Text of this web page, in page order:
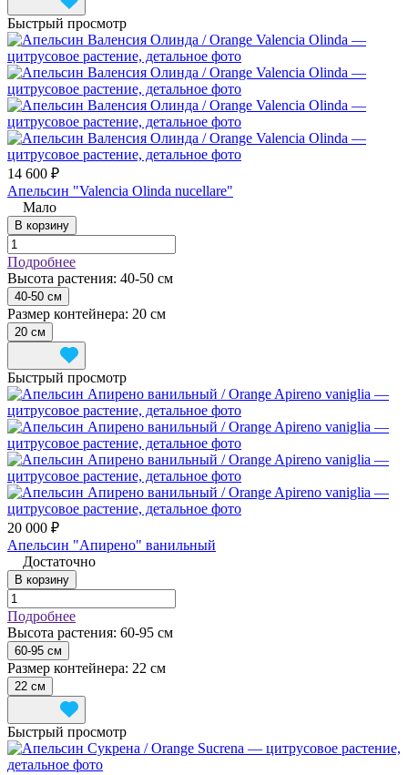
Быстрый просмотр
14 600 ₽
Апельсин "Valencia Olinda nucellare"
Мало
В корзину
Подробнее
Высота растения: 40-50 см
40-50 см
Размер контейнера: 20 см
20 см
Быстрый просмотр
20 000 ₽
Апельсин "Апирено" ванильный
Достаточно
В корзину
Подробнее
Высота растения: 60-95 см
60-95 см
Размер контейнера: 22 см
22 см
Быстрый просмотр